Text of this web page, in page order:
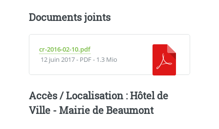
Documents joints
cr-2016-02-10.pdf
12 juin 2017- PDF- 1.3 Mio
Accès / Localisation : Hôtel de
Ville - Mairie de Beaumont